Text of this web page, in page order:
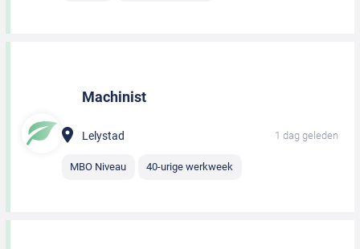
Machinist
Lelystad 1 dag geleden
MBO Niveau 40-urige werkweek